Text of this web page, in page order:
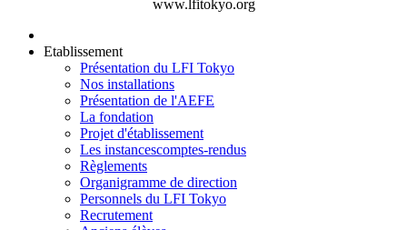
www.lfitokyo.org
Etablissement
Présentation du LFI Tokyo
Nos installations
Présentation de l'AEFE
La fondation
Projet d'établissement
Les instancescomptes-rendus
Règlements
Organigramme de direction
Personnels du LFI Tokyo
Recrutement